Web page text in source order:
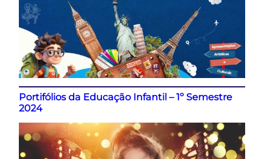
Portifólios da Educação Infantil – 1º Semestre
2024